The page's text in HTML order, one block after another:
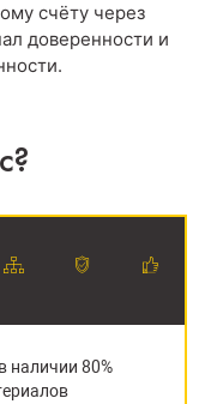
счёту через
доверенности и
наличии 80%